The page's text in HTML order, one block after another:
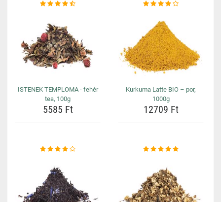
ISTENEK TEMPLOMA - fehér
tea, 100g
5585 Ft
Kurkuma Latte BIO – por,
1000g
12709 Ft